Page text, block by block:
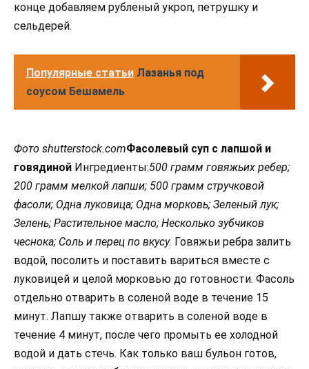
конце добавляем рубленый укроп, петрушку и
сельдерей.
Популярные статьи Лазанья под
соусом Бешамель
Фото shutterstock.comФасолевый суп с лапшой и
говядиной Ингредиенты:500 грамм говяжьих ребер;
200 грамм мелкой лапши; 500 грамм стручковой
фасоли; Одна луковица; Одна морковь; Зеленый лук;
Зелень; Растительное масло; Несколько зубчиков
чеснока; Соль и перец по вкусу. Говяжьи ребра залить
водой, посолить и поставить вариться вместе с
луковицей и целой морковью до готовности. Фасоль
отдельно отварить в соленой воде в течение 15
минут. Лапшу также отварить в соленой воде в
течение 4 минут, после чего промыть ее холодной
водой и дать стечь. Как только ваш бульон готов,